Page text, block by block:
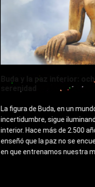
Buda y la paz interior:
La figura de Buda, en un
incertidumbre, sigue
interior. Hace más de 2.500
enseñó que la paz no se
en que entrenamos nuestra